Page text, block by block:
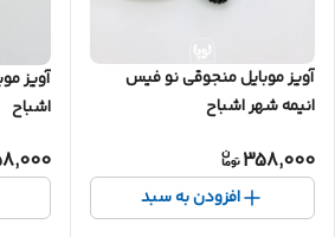
آویز موبایل منجوقی نو فیس
انیمه شهر اشباح
358,000
افزودن به سبد
آویز
اشباح